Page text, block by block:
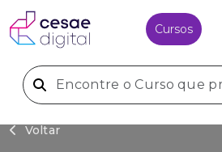
Cursos
Voltar